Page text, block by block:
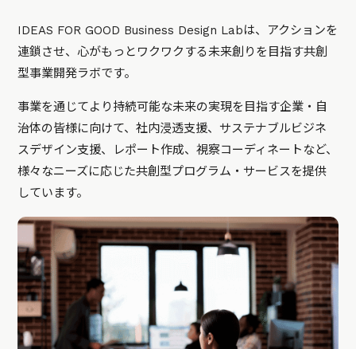
IDEAS FOR GOOD Business Design Labは、アクションを
連鎖させ、心がもっとワクワクする未来創りを目指す共創
型事業開発ラボです。
事業を通じてより持続可能な未来の実現を目指す企業・自
治体の皆様に向けて、社内浸透支援、サステナブルビジネ
スデザイン支援、レポート作成、視察コーディネートなど、
様々なニーズに応じた共創型プログラム・サービスを提供
しています。